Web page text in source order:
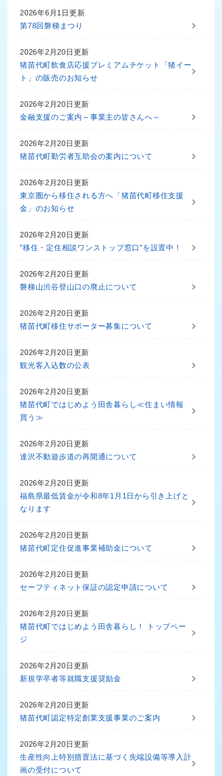
2026年6月1日更新
第78回磐梯まつり
2026年2月20日更新
猪苗代町飲食店応援プレミアムチケット「猪イー
ト」の販売のお知らせ
2026年2月20日更新
金融支援のご案内～事業主の皆さんへ～
2026年2月20日更新
猪苗代町勤労者互助会の案内について
2026年2月20日更新
東京圏から移住される方へ「猪苗代町移住支援
金」のお知らせ
2026年2月20日更新
”移住・定住相談ワンストップ窓口”を設置中！
2026年2月20日更新
磐梯山渋谷登山口の廃止について
2026年2月20日更新
猪苗代町移住サポーター募集について
2026年2月20日更新
観光客入込数の公表
2026年2月20日更新
猪苗代町ではじめよう田舎暮らし≪住まい情報
買う≫
2026年2月20日更新
達沢不動遊歩道の再開通について
2026年2月20日更新
福島県最低賃金が令和8年1月1日から引き上げと
なります
2026年2月20日更新
猪苗代町定住促進事業補助金について
2026年2月20日更新
セーフティネット保証の認定申請について
2026年2月20日更新
猪苗代町ではじめよう田舎暮らし！ トップペー
ジ
2026年2月20日更新
新規学卒者等就職支援奨励金
2026年2月20日更新
猪苗代町認定特定創業支援事業のご案内
2026年2月20日更新
生産性向上特別措置法に基づく先端設備等導入計
画の受付について